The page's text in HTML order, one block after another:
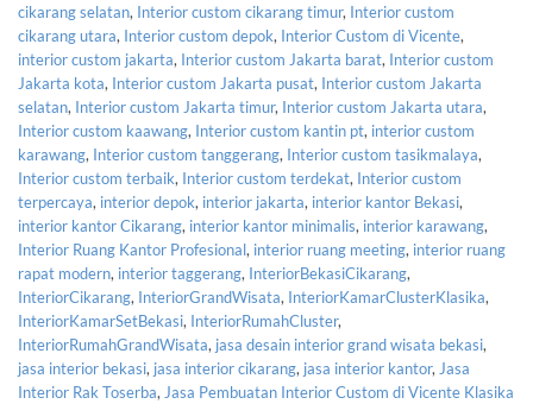
cikarang selatan, Interior custom cikarang timur, Interior custom
cikarang utara, Interior custom depok, Interior Custom di Vicente,
interior custom jakarta, Interior custom Jakarta barat, Interior custom
Jakarta kota, Interior custom Jakarta pusat, Interior custom Jakarta
selatan, Interior custom Jakarta timur, Interior custom Jakarta utara,
Interior custom kaawang, Interior custom kantin pt, interior custom
karawang, Interior custom tanggerang, Interior custom tasikmalaya,
Interior custom terbaik, Interior custom terdekat, Interior custom
terpercaya, interior depok, interior jakarta, interior kantor Bekasi,
interior kantor Cikarang, interior kantor minimalis, interior karawang,
Interior Ruang Kantor Profesional, interior ruang meeting, interior ruang
rapat modern, interior taggerang, InteriorBekasiCikarang,
InteriorCikarang, InteriorGrandWisata, InteriorKamarClusterKlasika,
InteriorKamarSetBekasi, InteriorRumahCluster,
InteriorRumahGrandWisata, jasa desain interior grand wisata bekasi,
jasa interior bekasi, jasa interior cikarang, jasa interior kantor,Jasa
Interior Rak Toserba,Jasa Pembuatan Interior Custom di Vicente Klasika